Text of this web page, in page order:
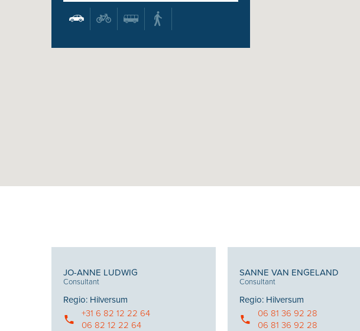
JO-ANNE LUDWIG
Consultant
Regio: Hilversum
+31 6 82 12 22 64
06 82 12 22 64
SANNE VAN ENGELAND
Consultant
Regio: Hilversum
06 81 36 92 28
06 81 36 92 28